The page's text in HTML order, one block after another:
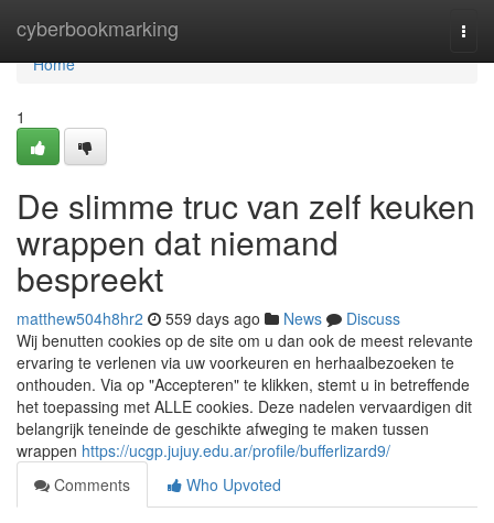
cyberbookmarking
Home
Home
1
De slimme truc van zelf keuken
wrappen dat niemand
bespreekt
matthew504h8hr2 559 days ago News
Discuss
Wij benutten cookies op de site om u dan ook de meest relevante
ervaring te verlenen via uw voorkeuren en herhaalbezoeken te
onthouden. Via op "Accepteren" te klikken, stemt u in betreffende
het toepassing met ALLE cookies. Deze nadelen vervaardigen dit
belangrijk teneinde de geschikte afweging te maken tussen
wrappen https://ucgp.jujuy.edu.ar/profile/bufferlizard9/
Comments
Who Upvoted